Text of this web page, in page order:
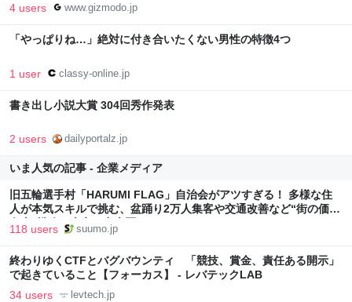
4 users www.gizmodo.jp
「やっぱりね…」絶対に付き合いたくない男性の特徴4つ
1 user classy-online.jp
書き出し小説大賞 304回秀作発表
2 users dailyportalz.jp
いま人気の記事 - 企業メディア
旧五輪選手村「HARUMI FLAG」自治会がアツすぎる！ 多様な住
人が本気スキルで挑む、盆踊り2万人集客や交通改善など“街の価値
向上”戦略 東京・中央区
118 users suumo.jp
終わりゆくCTFとバグバウンティ 「競技、賞金、責任ある開示」
で起きていること【フォーカス】 - レバテックLAB
34 users levtech.jp